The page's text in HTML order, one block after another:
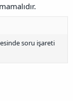
soru işareti